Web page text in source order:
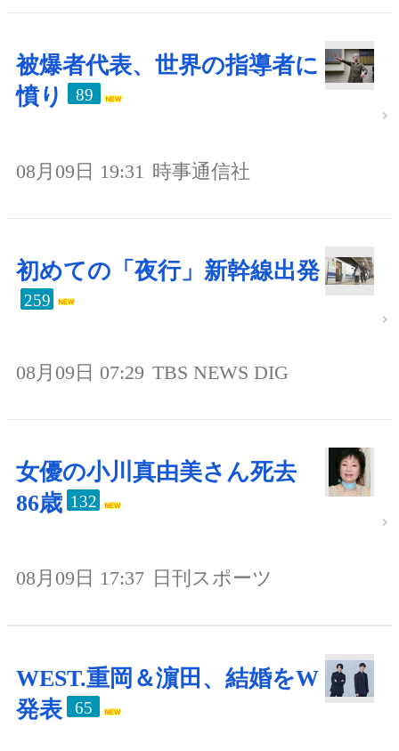
被爆者代表、世界の指導者に
憤り
89
08月09日 19:31 時事通信社
初めての「夜行」新幹線出発
259
08月09日 07:29 TBS NEWS DIG
女優の小川真由美さん死去
86歳 132
08月09日 17:37 日刊スポーツ
WEST.重岡＆濵田、結婚をW
発表
65